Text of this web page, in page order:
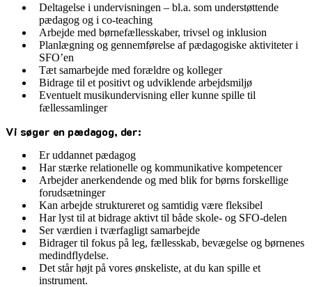
Deltagelse i undervisningen – bl.a. som understøttende
pædagog og i co-teaching
Arbejde med børnefællesskaber, trivsel og inklusion
Planlægning og gennemførelse af pædagogiske aktiviteter i
SFO’en
Tæt samarbejde med forældre og kolleger
Bidrage til et positivt og udviklende arbejdsmiljø
Eventuelt musikundervisning eller kunne spille til
fællessamlinger
Vi søger en pædagog, der:
Er uddannet pædagog
Har stærke relationelle og kommunikative kompetencer
Arbejder anerkendende og med blik for børns forskellige
forudsætninger
Kan arbejde struktureret og samtidig være fleksibel
Har lyst til at bidrage aktivt til både skole- og SFO-delen
Ser værdien i tværfagligt samarbejde
Bidrager til fokus på leg, fællesskab, bevægelse og børnenes
medindflydelse.
Det står højt på vores ønskeliste, at du kan spille et
instrument.